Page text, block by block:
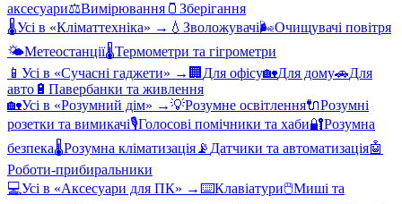
аксесуари⚖️Вимірювання 🫙 Зберігання
🌡️Усі в «Кліматтехніка» → 💧 Зволожувачі🌬️Очищувачі повітря
🌤️Метеостанції🌡️Термометри та гігрометри
📱 Усі в «Сучасні гаджети» → 🏢 Для офісу🏡Для дому🚗Для
авто 🔋 Павербанки та живлення
🏡Усі в «Розумний дім» →💡Розумне освітлення🔌Розумні
розетки та вимикачі🎙️Голосові помічники та хаби🔐Розумна
безпека🌡️Розумна кліматизація 📡 Датчики та автоматизація🤖
Роботи-прибиральники
💻Усі в «Аксесуари для ПК» →⌨️Клавіатури🖱️Миші та